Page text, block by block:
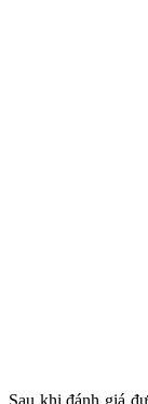
Sau khi đánh giá